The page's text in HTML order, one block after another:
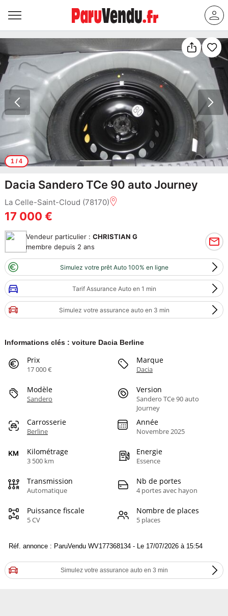
1/ 4
Dacia Sandero TCe 90 auto Journey
La Celle-Saint-Cloud (78170)
17 000 €
Vendeur particulier : CHRISTIAN G
membre depuis 2 ans
Simulez votre prêt Auto 100% en ligne
Tarif Assurance Auto en 1 min
Simulez votre assurance auto en 3 min
Informations clés : voiture Dacia Berline
Prix
17 000 €
Marque
Dacia
Modèle
Sandero
Version
Sandero TCe 90 auto
Journey
Carrosserie
Berline
Année
Novembre 2025
Kilométrage
3 500 km
Energie
Essence
Transmission
Automatique
Nb de portes
4 portes avec hayon
Puissance fiscale
5 CV
Nombre de places
5 places
Réf. annonce : ParuVendu WV177368134 - Le 17/07/2026 à 15:54
Simulez votre assurance auto en 3 min